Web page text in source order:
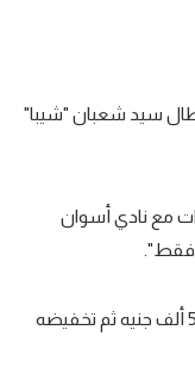
سيد شعبان "شيبا"
مع نادي أسوان
فقط".
وأكمل "تحدثوا معي عن تخفيض تعاقدي 50 ألف جنيه ثم تخفيضه